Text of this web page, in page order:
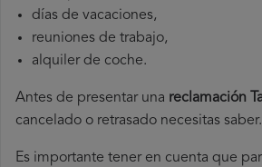
días de vacaciones,
reuniones de trabajo,
alquiler de coche.
Antes de presentar una reclamación
cancelado o retrasado necesitas
Es importante tener en cuenta que